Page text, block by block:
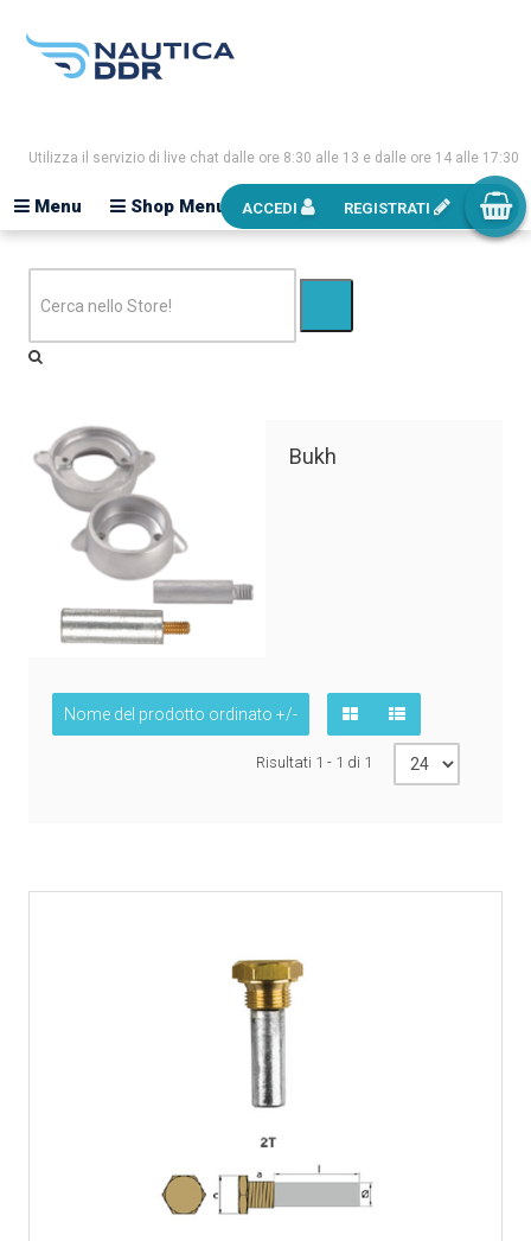
Utilizza il servizio di live chat dalle ore 8:30 alle 13 e dalle ore 14 alle 17:30
Shop Menu
Menu ACCEDI REGISTRATI
Bukh
Nome del prodotto ordinato +/-
Risultati 1 - 1 di 1